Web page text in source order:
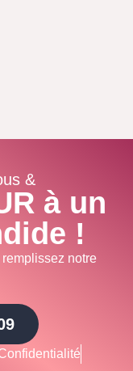
&
à un
!
notre